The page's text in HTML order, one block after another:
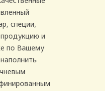
специи,
и
по Вашему